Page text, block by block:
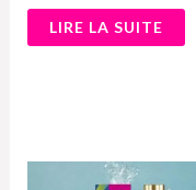
LIRE LA SUITE